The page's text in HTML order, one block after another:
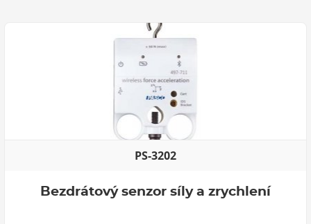
PS-3202
Bezdrátový senzor síly a zrychlení